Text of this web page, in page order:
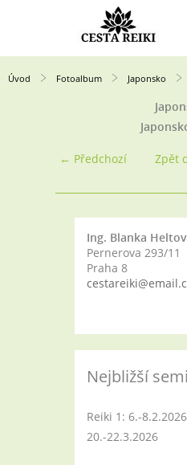
Úvod Fotoalbum Japonsko
← Předchozí Zpět
Ing. Blanka
Pernerova 293/11
Praha 8
Nejbližší
Reiki 1: 6.-
20.-22.3.2026